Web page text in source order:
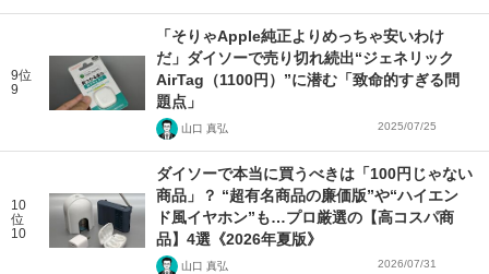
9位
9
「そりゃApple純正よりめっちゃ安いわけ
だ」ダイソーで売り切れ続出“ジェネリック
AirTag（1100円）”に潜む「致命的すぎる問
題点」
山口 真弘 2025/07/25
10
位
10
ダイソーで本当に買うべきは「100円じゃない
商品」？ “超有名商品の廉価版”や“ハイエン
ド風イヤホン”も…プロ厳選の【高コスパ商
品】4選《2026年夏版》
山口 真弘 2026/07/31